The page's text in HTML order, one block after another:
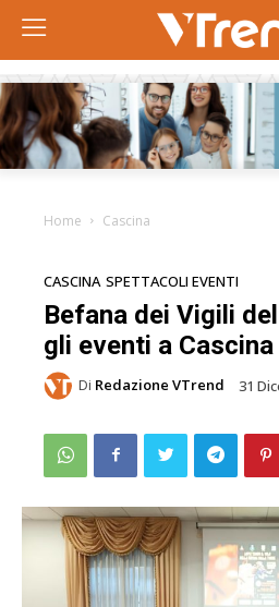
Home Cascina
CASCINA SPETTACOLI EVENTI
Befana dei Vigili
gli eventi a Cascina
Di Redazione VTrend 31